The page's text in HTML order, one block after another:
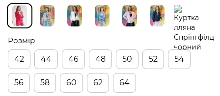
Розмір
42
44 46 48 50 52 54
56 58 60 62 64